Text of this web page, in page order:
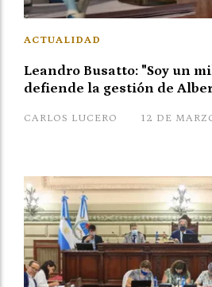
Leandro Busatto: "Soy un
defiende la gestión de
CARLOS LUCERO
ACTUALIDAD
12 DE